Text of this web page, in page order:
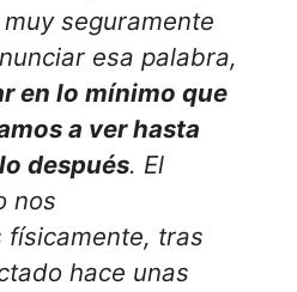
seguramente
esa palabra,
en lo mínimo que
a ver hasta
después. El
nos
físicamente, tras
hace unas